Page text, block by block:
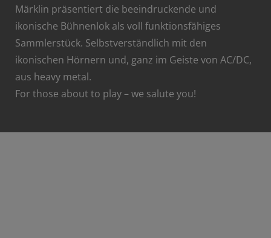
Märklin präsentiert die beeindruckende und
ikonische Bühnenlok als voll funktionsfähiges
Sammlerstück. Selbstverständlich mit den
ikonischen Hörnern und, ganz im Geiste von AC/DC,
aus heavy metal.
For those about to play – we salute you!